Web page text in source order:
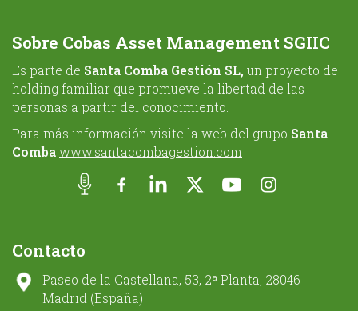
Sobre Cobas Asset Management SGIIC
Es parte de Santa Comba Gestión SL, un proyecto de
holding familiar que promueve la libertad de las
personas a partir del conocimiento.
Para más información visite la web del grupo Santa
Combawww.santacombagestion.com
Contacto
Paseo de la Castellana, 53, 2ª Planta, 28046
Madrid (España)